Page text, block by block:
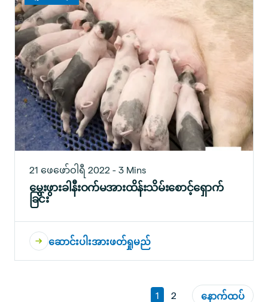
21 ဖေဖော်ဝါရီ 2022 - 3 Mins
မွေးဖွားခါနီးဝက်မအားထိန်းသိမ်းစောင့်ရှောက်
ခြင်း
ဆောင်းပါးအားဖတ်ရှုမည်
1 2 နောက်ထပ်